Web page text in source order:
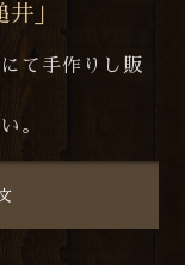
」
て手作りし販
。